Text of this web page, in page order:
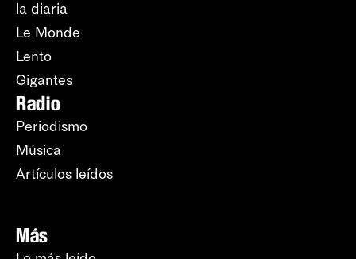
la diaria
Le Monde
Lento
Gigantes
Radio
Periodismo
Música
Artículos leídos
Más